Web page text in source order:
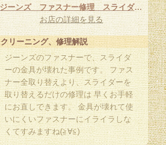
ジーンズ ファスナー修理 スライダー取り替え
お店の詳細を見る
クリーニング、修理解説
ジーンズのファスナーで、スライダ
ーの金具が壊れた事例です。 ファス
ナー全取り替えより、スライダーを
取り替えるだけの修理は 早くお手軽
にお直しできます。 金具が壊れて使
いにくいファスナーにイライラしな
くてすみますね(≧∀≦)